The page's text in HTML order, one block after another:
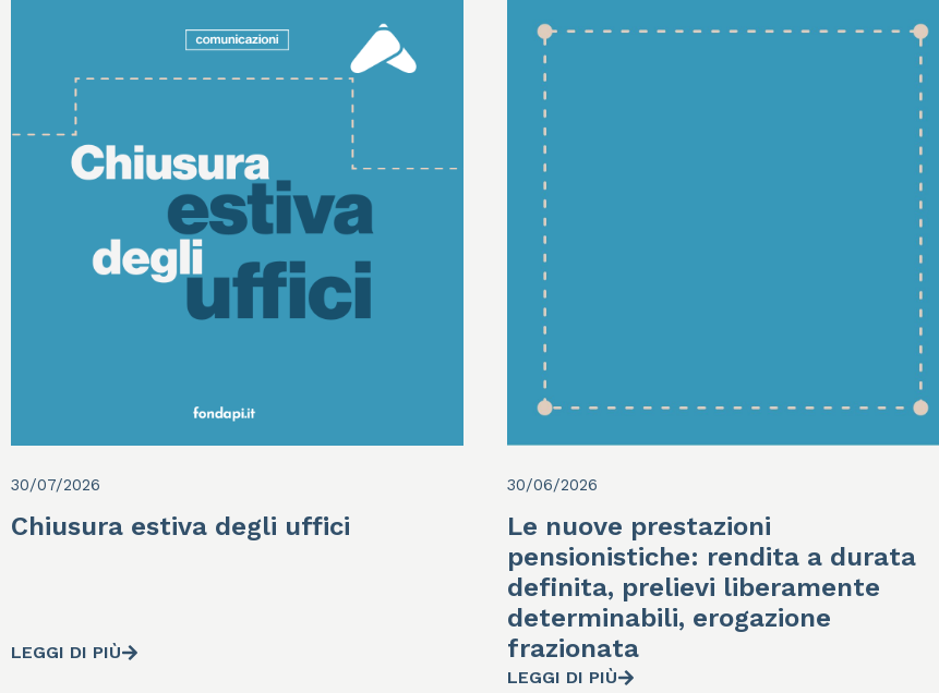
30/07/2026
Chiusura estiva degli uffici
LEGGI DI PIÙ
30/06/2026
Le nuove prestazioni
pensionistiche: rendita a durata
definita, prelievi liberamente
determinabili, erogazione
frazionata
LEGGI DI PIÙ